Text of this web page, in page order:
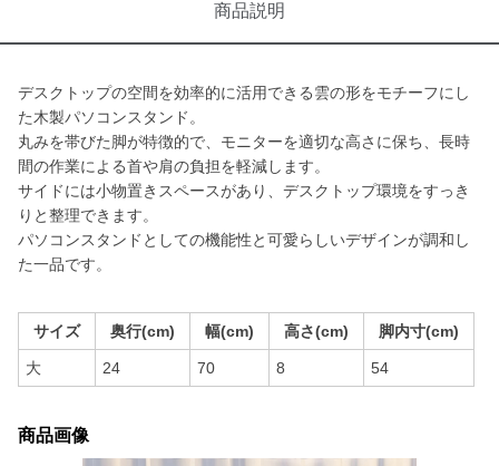
商品説明
デスクトップの空間を効率的に活用できる雲の形をモチーフにし
た木製パソコンスタンド。
丸みを帯びた脚が特徴的で、モニターを適切な高さに保ち、長時
間の作業による首や肩の負担を軽減します。
サイドには小物置きスペースがあり、デスクトップ環境をすっき
りと整理できます。
パソコンスタンドとしての機能性と可愛らしいデザインが調和し
た一品です。
サイズ 奥行(cm) 幅(cm) 高さ(cm) 脚内寸(cm)
大 24 70 8 54
商品画像